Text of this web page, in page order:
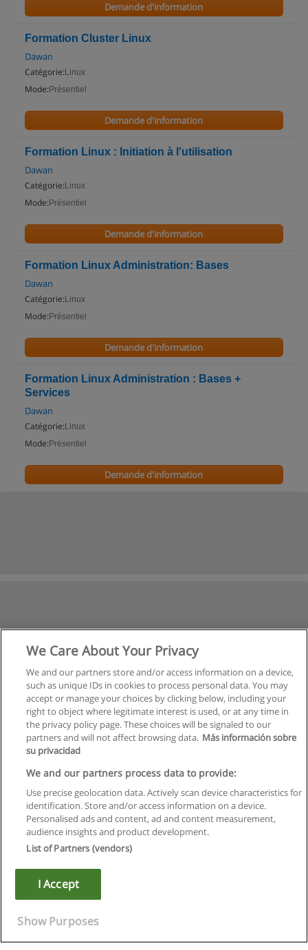
Demande d'information
Formation Cluster Linux
Dawan
Catégorie: Linux
Mode: Présentiel
Demande d'information
Formation Linux : Initiation à l'utilisation
Dawan
Catégorie: Linux
Mode: Présentiel
Demande d'information
Formation Linux Administration: Bases
Dawan
Catégorie: Linux
Mode: Présentiel
Demande d'information
Formation Linux Administration : Bases +
Services
Dawan
Catégorie: Linux
Mode: Présentiel
Demande d'information
Règles d'utilisation
Confidentialité des données
Copyright © Educaedu Business S.L. - CIF : B-95610580: -
We Care About Your Privacy
We and our partners store and/or access information on a device,
such as unique IDs in cookies to process personal data. You may
accept or manage your choices by clicking below, including your
right to object where legitimate interest is used, or at any time in
the privacy policy page. These choices will be signaled to our
partners and will not affect browsing data. Más información sobre
su privacidad
We and our partners process data to provide:
Use precise geolocation data. Actively scan device characteristics for
identification. Store and/or access information on a device.
Personalised ads and content, ad and content measurement,
audience insights and product development.
List of Partners (vendors)
I Accept
Show Purposes